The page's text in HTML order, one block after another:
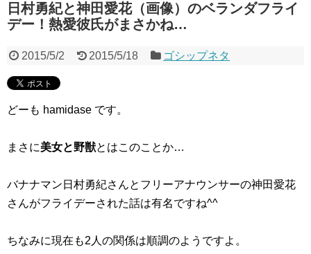
日村勇紀と神田愛花（画像）のベランダフライ
デー！熱愛彼氏がまさかね…
2015/5/2 2015/5/18 ゴシップネタ
どーも hamidase です。
まさに美女と野獣とはこのことか…
バナナマン日村勇紀さんとフリーアナウンサーの神田愛花
さんがフライデーされた話は有名ですね^^
ちなみに現在も2人の関係は順調のようですよ。